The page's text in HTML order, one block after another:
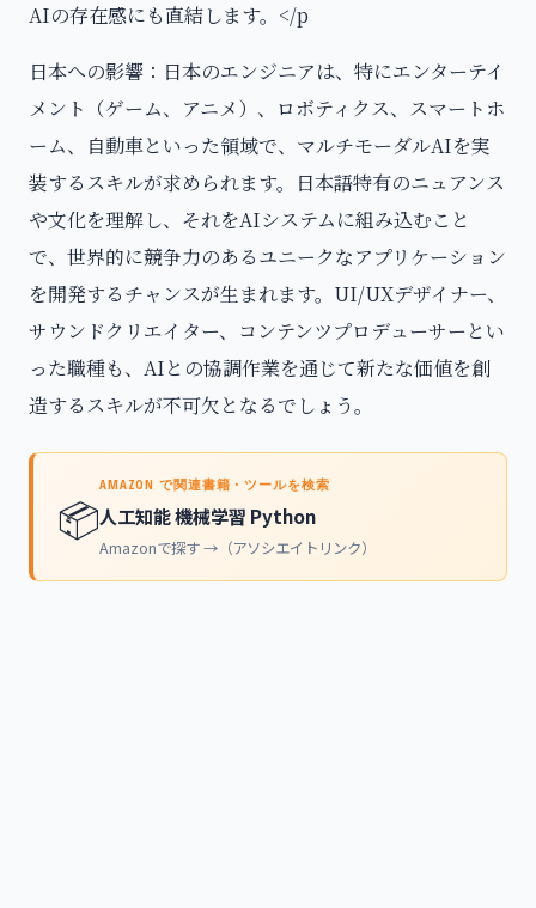
AIの存在感にも直結します。</p
日本への影響：日本のエンジニアは、特にエンターテイ
メント（ゲーム、アニメ）、ロボティクス、スマートホ
ーム、自動車といった領域で、マルチモーダルAIを実
装するスキルが求められます。日本語特有のニュアンス
や文化を理解し、それをAIシステムに組み込むこと
で、世界的に競争力のあるユニークなアプリケーション
を開発するチャンスが生まれます。UI/UXデザイナー、
サウンドクリエイター、コンテンツプロデューサーとい
った職種も、AIとの協調作業を通じて新たな価値を創
造するスキルが不可欠となるでしょう。
📦
AMAZON で関連書籍・ツールを検索
人工知能 機械学習 Python
Amazonで探す →（アソシエイトリンク）